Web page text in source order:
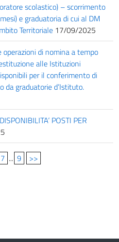
scolastico) – scorrimento
e graduatoria di cui al DM
Territoriale 17/09/2025
operazioni di nomina a tempo
alle Istituzioni
per il conferimento di
da graduatorie d’Istituto.
POSTI PER
7 ... 9 >>